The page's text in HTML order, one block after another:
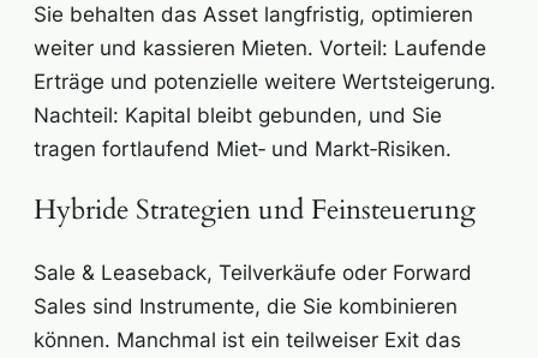
Sie behalten das Asset langfristig, optimieren
weiter und kassieren Mieten. Vorteil: Laufende
Erträge und potenzielle weitere Wertsteigerung.
Nachteil: Kapital bleibt gebunden, und Sie
tragen fortlaufend Miet‑ und Markt‑Risiken.
Hybride Strategien und Feinsteuerung
Sale & Leaseback, Teilverkäufe oder Forward
Sales sind Instrumente, die Sie kombinieren
können. Manchmal ist ein teilweiser Exit das